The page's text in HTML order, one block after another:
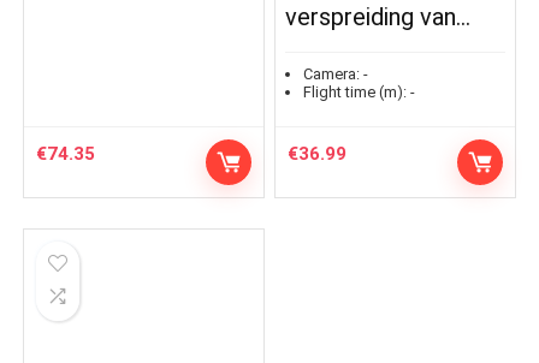
€74.35
verspreiding van…
Camera: -
Flight time (m): -
€36.99